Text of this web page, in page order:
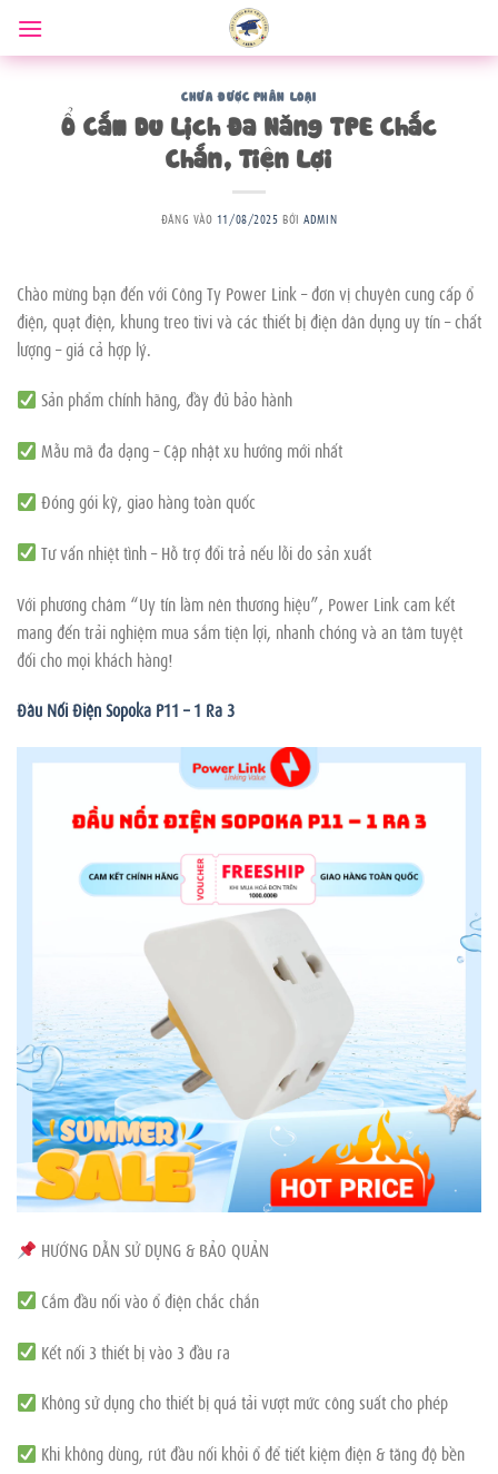
qua
nội
CHƯA ĐƯỢC PHÂN LOẠI
Ổ Cắm Du Lịch Đa Năng TPE Chắc
Chắn, Tiện Lợi
ĐĂNG VÀO 11/08/2025 BỞIADMIN
Chào mừng bạn đến với Công Ty Power Link – đơn vị chuyên cung cấp ổ
điện, quạt điện, khung treo tivi và các thiết bị điện dân dụng uy tín – chất
lượng – giá cả hợp lý.
Sản phẩm chính hãng, đầy đủ bảo hành
Mẫu mã đa dạng – Cập nhật xu hướng mới nhất
Đóng gói kỹ, giao hàng toàn quốc
Tư vấn nhiệt tình – Hỗ trợ đổi trả nếu lỗi do sản xuất
Với phương châm “Uy tín làm nên thương hiệu”, Power Link cam kết
mang đến trải nghiệm mua sắm tiện lợi, nhanh chóng và an tâm tuyệt
đối cho mọi khách hàng!
Đầu Nối Điện Sopoka P11 – 1 Ra 3
HƯỚNG DẪN SỬ DỤNG & BẢO QUẢN
Cắm đầu nối vào ổ điện chắc chắn
Kết nối 3 thiết bị vào 3 đầu ra
Không sử dụng cho thiết bị quá tải vượt mức công suất cho phép
Khi không dùng, rút đầu nối khỏi ổ để tiết kiệm điện & tăng độ bền